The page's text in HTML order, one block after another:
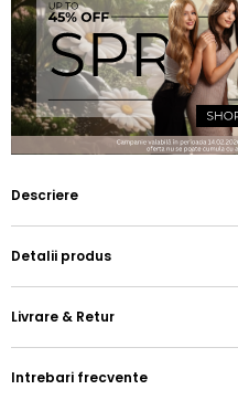
Descriere
Detalii produs
Livrare & Retur
Intrebari frecvente